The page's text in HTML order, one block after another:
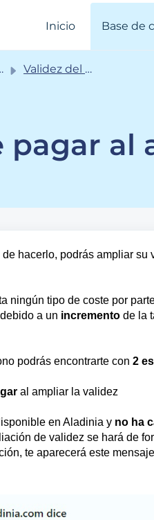
Inicio Base de
Validez del bono
pagar al
hacerlo, podrás ampliar
ningún tipo de coste por
a un incremento de la
podrás encontrarte con 2
al ampliar la validez
en Aladinia y no ha
de validez se hará de
te aparecerá este